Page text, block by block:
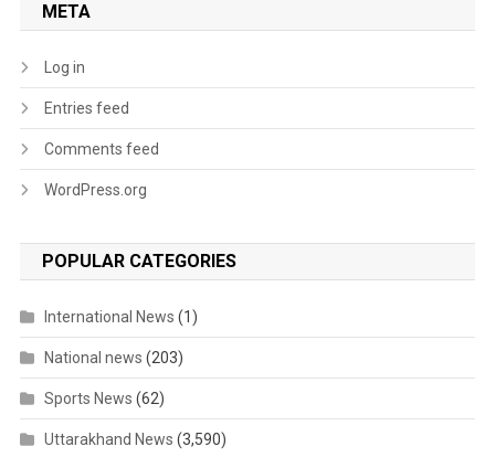
META
Log in
Entries feed
Comments feed
WordPress.org
POPULAR CATEGORIES
International News (1)
National news (203)
Sports News (62)
Uttarakhand News (3,590)